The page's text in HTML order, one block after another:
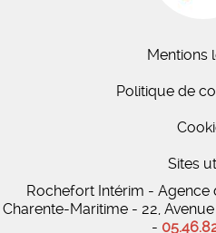
Mentions
Politique de
Sites
Rochefort Intérim - Agence
Charente-Maritime - 22,
-